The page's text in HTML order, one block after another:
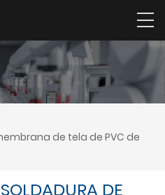
de tela de PVC de
DE